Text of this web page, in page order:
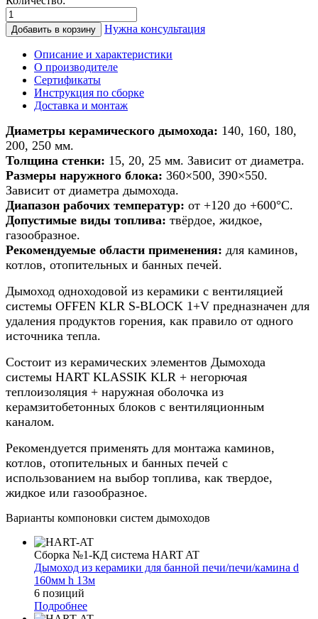
Количество
товара
Дымоход
керамики
печи/
камина/
d
200мм
h
11м
Добавить в корзину Нужна консультация
Описание и характеристики
О производителе
Сертификаты
Инструкция по сборке
Доставка и монтаж
Диаметры керамического дымохода: 140, 160, 180,
200, 250 мм.
Толщина стенки: 15, 20, 25 мм. Зависит от диаметра.
Размеры наружного блока: 360×500, 390×550.
Зависит от диаметра дымохода.
Диапазон рабочих температур: от +120 до +600°С.
Допустимые виды топлива: твёрдое, жидкое,
газообразное.
Рекомендуемые области применения: для каминов,
котлов, отопительных и банных печей.
Дымоход одноходовой из керамики с вентиляцией
системы OFFEN KLR S-BLOCK 1+V предназначен для
удаления продуктов горения, как правило от одного
источника тепла.
Состоит из керамических элементов Дымохода
системы HART KLASSIK KLR + негорючая
теплоизоляция + наружная оболочка из
керамзитобетонных блоков с вентиляционным
каналом.
Рекомендуется применять для монтажа каминов,
котлов, отопительных и банных печей с
использованием на выбор топлива, как твердое,
жидкое или газообразное.
Варианты компоновки систем дымоходов
Сборка №1-КД система HART AT
Дымоход из керамики для банной печи/печи/камина d
160мм h 13м
6 позиций
Подробнее